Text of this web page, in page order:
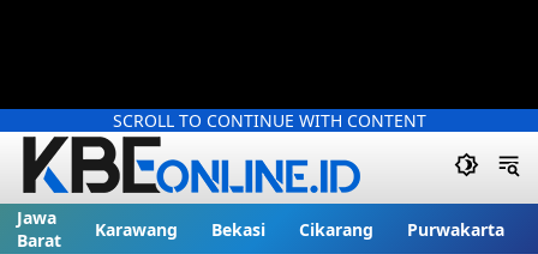
SCROLL TO CONTINUE WITH CONTENT
Jawa
Barat
Karawang Bekasi Cikarang Purwakarta